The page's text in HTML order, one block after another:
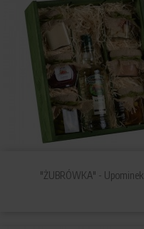
"ŻUBRÓWKA" - Upominek